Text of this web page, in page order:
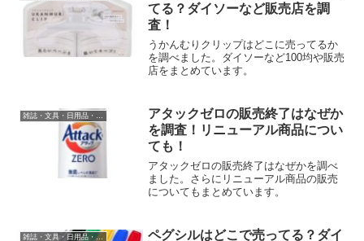
てる？ダイソーなど販売店を調
査！
うかんむりクリップはどこに売ってるか
を調べました。ダイソーなど100均や販売
店をまとめています。
雑誌・文具・日用品・インテリア
アタックゼロの販売終了はなぜか
を調査！リニューアル商品につい
ても！
アタックゼロの販売終了はなぜかを調べ
ました。さらにリニューアル商品の販売
についてもまとめています。
雑誌・文具・日用品・インテリア
ペグシルはどこで売ってる？ダイ